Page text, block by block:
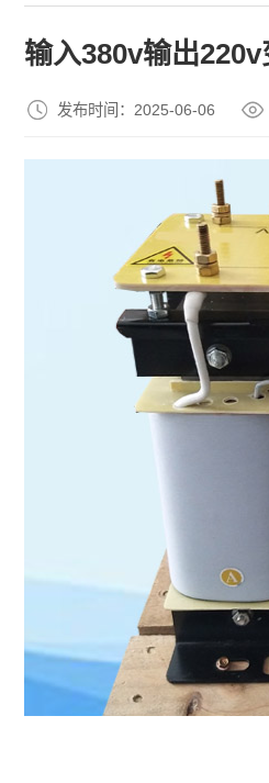
输入380v输出
发布时间：2025-06-06